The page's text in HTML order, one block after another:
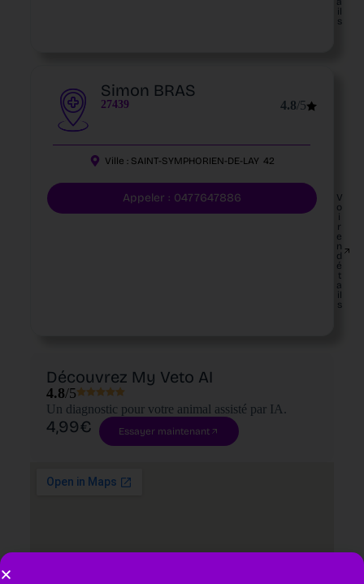
il
s
Simon BRAS
27439 4.8/5
Ville : SAINT-SYMPHORIEN-DE-LAY 42
Appeler : 0477647886
V
o
i
r
e
n
d
é
t
a
il
s
Découvrez My Veto AI
4.8/5
Un diagnostic pour votre animal assisté par IA.
4,99€ Essayer maintenant